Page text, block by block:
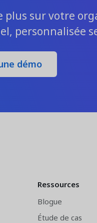
plus sur votre
personnalisée
démo
Ressources
Blogue
Étude de cas